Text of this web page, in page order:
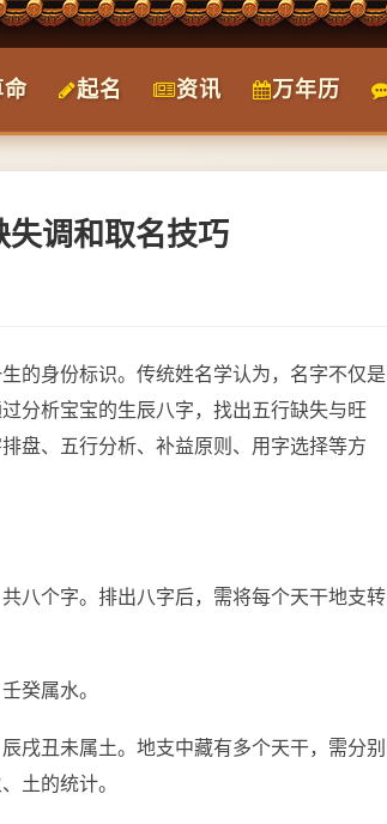
命 起名 资讯 万年历
调和取名技巧
的身份标识。传统姓名学认为，名字不仅是
分析宝宝的生辰八字，找出五行缺失与旺
盘、五行分析、补益原则、用字选择等方
八个字。排出八字后，需将每个天干地支转
癸属水。
戌丑未属土。地支中藏有多个天干，需分别
土的统计。